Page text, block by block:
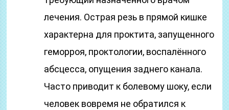
лечения. Острая резь в прямой кишке
характерна для проктита, запущенного
геморроя, проктологии, воспалённого
абсцесса, опущения заднего канала.
Часто приводит к болевому шоку, если
человек вовремя не обратился к